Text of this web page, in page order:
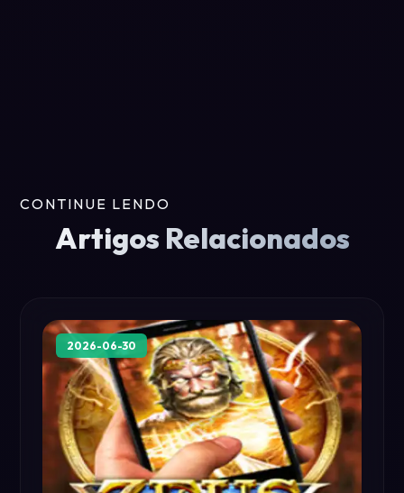
CONTINUE LENDO
Artigos Relacionados
2026-06-30